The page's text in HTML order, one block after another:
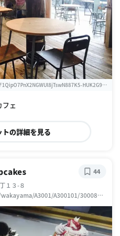
HUK2G9q
ェ
トの詳細を見る
１３-８
A3001/A300101/3000835
44